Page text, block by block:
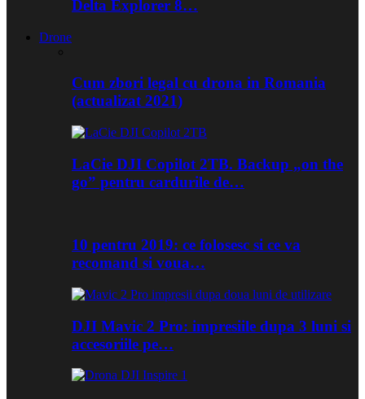
Delta Explorer 8…
Drone
Cum zbori legal cu drona in Romania
(actualizat 2021)
LaCie DJI Copilot 2TB. Backup „on the
go” pentru cardurile de…
10 pentru 2019: ce folosesc si ce va
recomand si voua…
DJI Mavic 2 Pro: impresiile dupa 3 luni si
accesoriile pe…